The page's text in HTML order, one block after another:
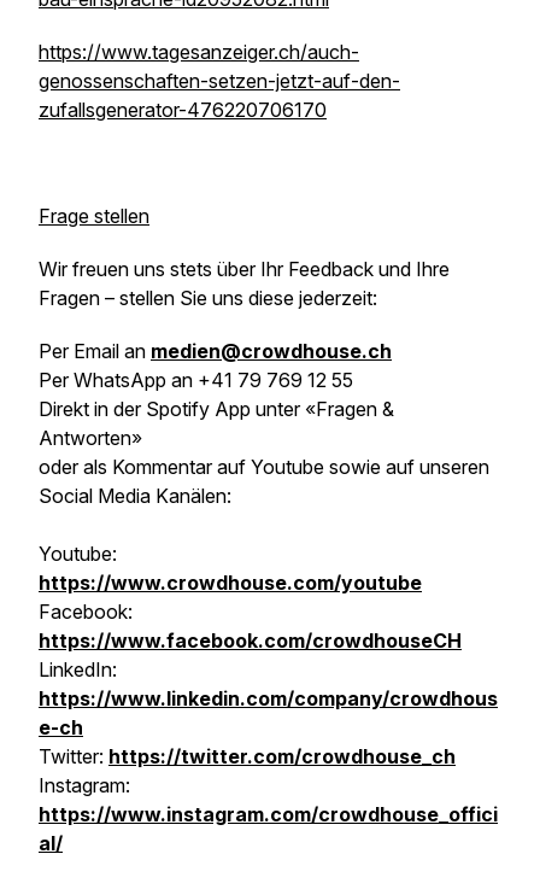
https://www.tagesanzeiger.ch/auch-
genossenschaften-setzen-jetzt-auf-den-
zufallsgenerator-476220706170
Frage stellen
Wir freuen uns stets über Ihr Feedback und Ihre
Fragen – stellen Sie uns diese jederzeit:
Per Email an medien@crowdhouse.ch
Per WhatsApp an +41 79 769 12 55
Direkt in der Spotify App unter «Fragen &
Antworten»
oder als Kommentar auf Youtube sowie auf unseren
Social Media Kanälen:
Youtube:
https://www.crowdhouse.com/youtube
Facebook:
https://www.facebook.com/crowdhouseCH
LinkedIn:
https://www.linkedin.com/company/crowdhous
e-ch
Twitter: https://twitter.com/crowdhouse_ch
Instagram:
https://www.instagram.com/crowdhouse_offici
al/